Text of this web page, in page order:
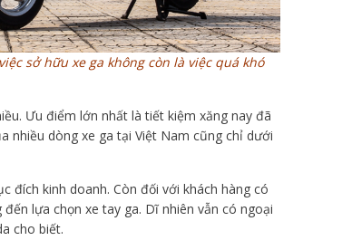
sở hữu xe ga không còn là việc quá khó
Ưu điểm lớn nhất là tiết kiệm xăng nay đã
nhiều dòng xe ga tại Việt Nam cũng chỉ dưới
đích kinh doanh. Còn đối với khách hàng có
lựa chọn xe tay ga. Dĩ nhiên vẫn có ngoại
cho biết.